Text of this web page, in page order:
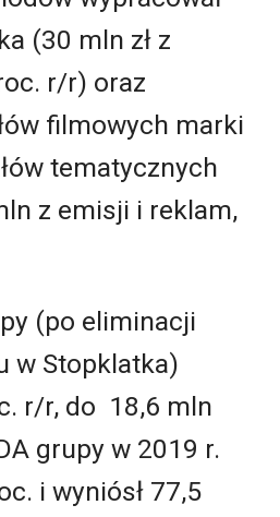
(30 mln zł z
r/r) oraz
filmowych marki
tematycznych
z emisji i reklam,
(po eliminacji
w Stopklatka)
r/r, do 18,6 mln
grupy w 2019 r.
i wyniósł 77,5